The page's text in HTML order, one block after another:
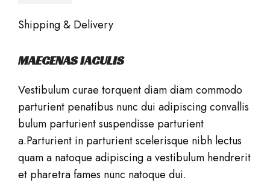
Shipping & Delivery
MAECENAS IACULIS
Vestibulum curae torquent diam diam commodo
parturient penatibus nunc dui adipiscing convallis
bulum parturient suspendisse parturient
a.Parturient in parturient scelerisque nibh lectus
quam a natoque adipiscing a vestibulum hendrerit
et pharetra fames nunc natoque dui.